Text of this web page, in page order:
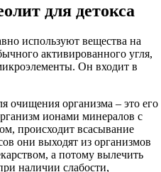
для детокса
используют вещества на
активированного угля,
Он входит в
очищения организма – это его
ионами минералов с
происходит всасывание
они выходят из организмов
а потому вылечить
наличии слабости,